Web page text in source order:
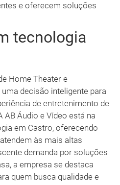
e oferecem soluções
tecnologia
Home Theater e
decisão inteligente para
de entretenimento de
AB Áudio e Vídeo está na
em Castro, oferecendo
às mais altas
demanda por soluções
a empresa se destaca
quem busca qualidade e